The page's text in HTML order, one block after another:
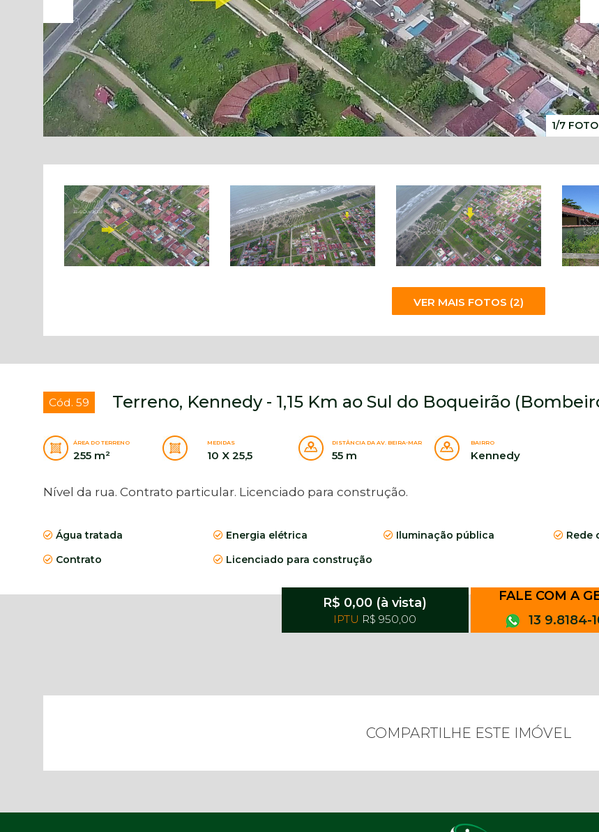
1/7
VER MAIS FOTOS (2)
Cód. 59 Terreno, Kennedy - 1,15 Km ao Sul do Boqueirão
ÁREA DO TERRENO
255 m²
MEDIDAS
10 X 25,5
DISTÂNCIA DA AV. BEIRA-MAR
55 m
BAIRRO
Kennedy
Nível da rua. Contrato particular. Licenciado para construção.
Água tratada Energia elétrica Iluminação pública Rede
Contrato
Licenciado para construção
R$ 0,00 (à vista)
IPTU R$ 950,00
FALE COM A
13 9.8184-
COMPARTILHE ESTE IMÓVEL